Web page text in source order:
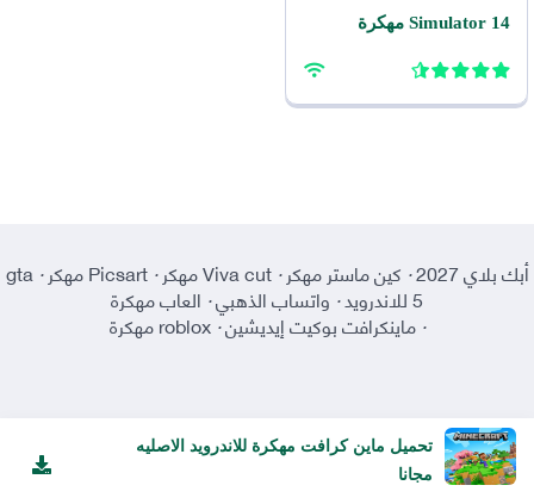
Simulator 14 مهكرة
تحميل ماين كرافت مهكرة للاندرويد الاصليه
مجانا
أبك بلاي 2027 · كين ماستر مهكر·Viva cut مهكر ·Picsart مهكر ·
gta
5 للاندرويد ·واتساب الذهبي· العاب مهكرة
·ماينكرافت بوكيت إيديشين·roblox مهكرة